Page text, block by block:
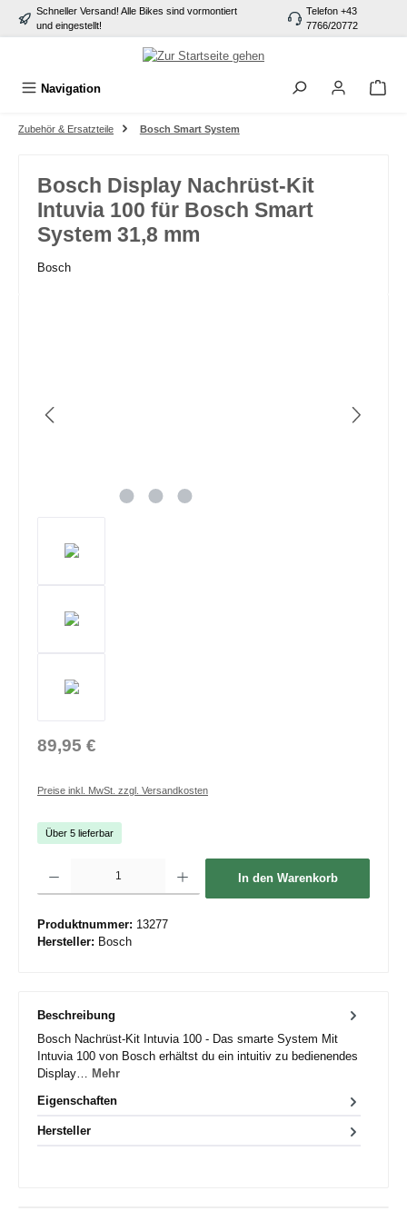
springen
Schneller Versand! Alle Bikes sind vormontiert
und eingestellt!
Telefon +43
7766/20772
Navigation
Zubehör & Ersatzteile Bosch Smart System
Bosch Display Nachrüst-Kit
Intuvia 100 für Bosch Smart
System 31,8 mm
Bosch
89,95 €
Preise inkl. MwSt. zzgl. Versandkosten
Über 5 lieferbar
In den Warenkorb
Produktnummer: 13277
Hersteller: Bosch
Beschreibung
Bosch Nachrüst-Kit Intuvia 100 - Das smarte System Mit
Intuvia 100 von Bosch erhältst du ein intuitiv zu bedienendes
Display… Mehr
Eigenschaften
Hersteller